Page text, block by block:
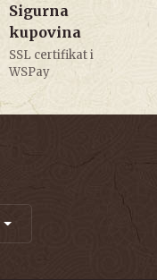
Sigurna
kupovina
SSL certifikat i
WSPay